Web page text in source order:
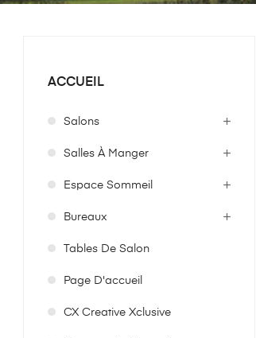
ACCUEIL
Salons
Salles À Manger
Espace Sommeil
Bureaux
Tables De Salon
Page D'accueil
CX Creative Xclusive